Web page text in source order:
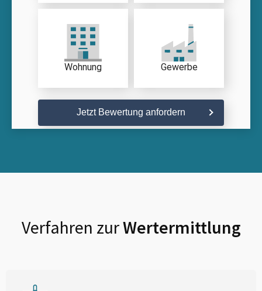
Wohnung Gewerbe
Jetzt Bewertung anfordern
Verfahren zurWertermittlung